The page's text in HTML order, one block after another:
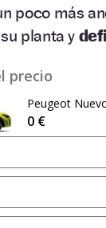
poco más
planta y